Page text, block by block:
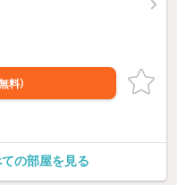
無料）
の部屋を見る